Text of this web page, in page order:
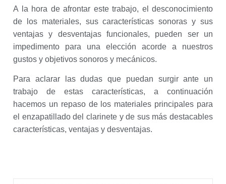
A la hora de afrontar este trabajo, el desconocimiento
de los materiales, sus características sonoras y sus
ventajas y desventajas funcionales, pueden ser un
impedimento para una elección acorde a nuestros
gustos y objetivos sonoros y mecánicos.
Para aclarar las dudas que puedan surgir ante un
trabajo de estas características, a continuación
hacemos un repaso de los materiales principales para
el enzapatillado del clarinete y de sus más destacables
características, ventajas y desventajas.